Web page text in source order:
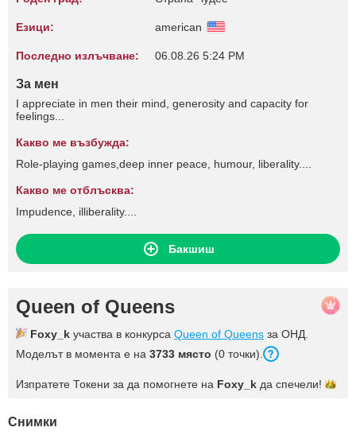
Езици: american
Последно излъчване: 06.08.26 5:24 PM
За мен
I appreciate in men their mind, generosity and capacity for
feelings...
Какво ме възбужда:
Role-playing games,deep inner peace, humour, liberality....
Какво ме отблъсква:
Impudence, illiberality....
Бакшиш
Queen of Queens
Foxy_k участва в конкурса Queen of Queens за ОНД.
Моделът в момента е на 3733 място (0 точки).
Изпратете Токени за да помогнете на Foxy_k да спечели!
Снимки